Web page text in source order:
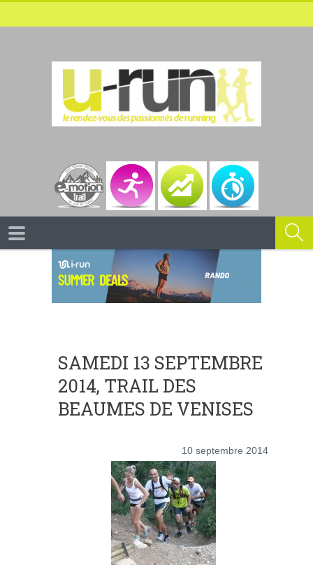
SAMEDI 13 SEPTEMBRE
2014, TRAIL DES
BEAUMES DE VENISES
10 septembre 2014